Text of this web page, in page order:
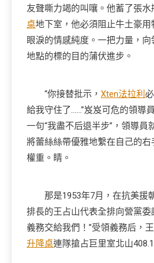
友聲嘶力竭的叫嚷。他蓄了張水
桌地下室，他必須阻止牛土豪
眼淚的情感純度。一把力量，向
地點的標的目的蒲伏進步。
“你接替批示， Xten法拉利
給我守住了……”岌岌可危的領導
一句“我盡不后退半步”，領導員
將蕾絲絲帶優雅地繫在自己的
權重。睛。
那是1953年7月，在抗美援
排長的王占山代表全排向營黨委
義務交給我們！”受領義務后，
升降桌連隊搶占巨里室北山